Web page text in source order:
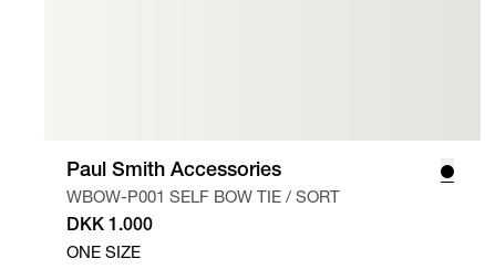
Paul Smith Accessories
WBOW-P001 SELF BOW TIE / SORT
DKK 1.000
ONE SIZE